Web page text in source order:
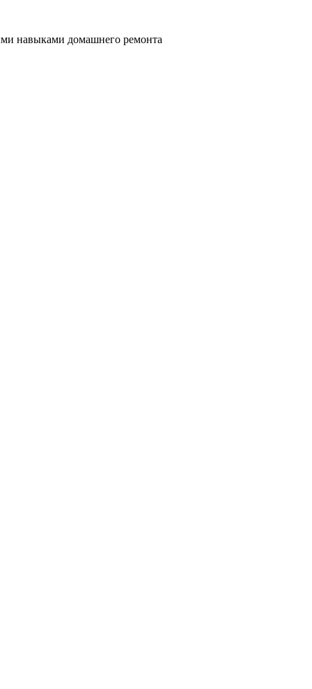
навыками домашнего ремонта